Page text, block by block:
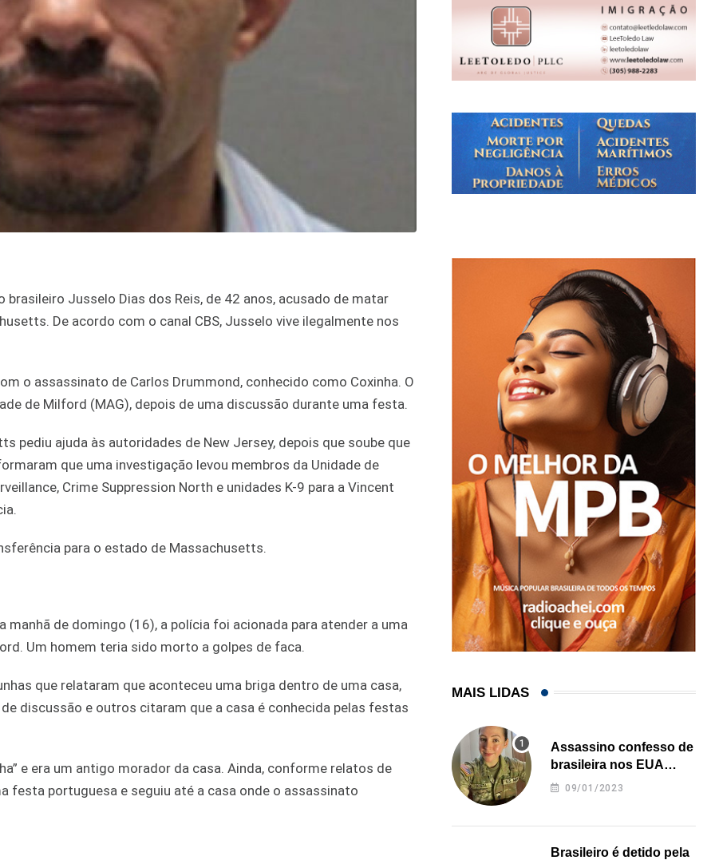
Jusselo Dias dos Reis, de 42 anos, acusado de matar
De acordo com o canal CBS, Jusselo vive ilegalmente nos
o assassinato de Carlos Drummond, conhecido como Coxinha. O
de Milford (MAG), depois de uma discussão durante uma festa.
pediu ajuda às autoridades de New Jersey, depois que soube que
que uma investigação levou membros da Unidade de
Crime Suppression North e unidades K-9 para a Vincent
para o estado de Massachusetts.
de domingo (16), a polícia foi acionada para atender a uma
Um homem teria sido morto a golpes de faca.
que relataram que aconteceu uma briga dentro de uma casa,
discussão e outros citaram que a casa é conhecida pelas festas
e era um antigo morador da casa. Ainda, conforme relatos de
festa portuguesa e seguiu até a casa onde o assassinato
MAIS LIDAS
Assassino confesso de
brasileira nos EUA
revela onde deixou o
09/01/2023
Brasileiro é detido pela